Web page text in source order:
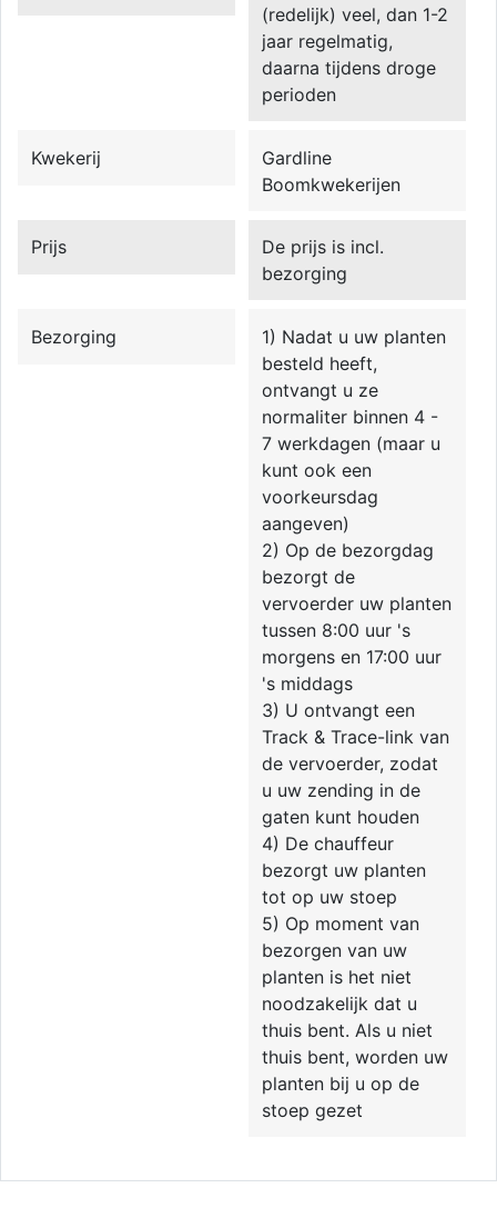
(redelijk) veel, dan 1-2
jaar regelmatig,
daarna tijdens droge
perioden
Kwekerij
Gardline
Boomkwekerijen
Prijs
De prijs is incl.
bezorging
Bezorging
1) Nadat u uw planten
besteld heeft,
ontvangt u ze
normaliter binnen 4 -
7 werkdagen (maar u
kunt ook een
voorkeursdag
aangeven)
2) Op de bezorgdag
bezorgt de
vervoerder uw planten
tussen 8:00 uur 's
morgens en 17:00 uur
's middags
3) U ontvangt een
Track & Trace-link van
de vervoerder, zodat
u uw zending in de
gaten kunt houden
4) De chauffeur
bezorgt uw planten
tot op uw stoep
5) Op moment van
bezorgen van uw
planten is het niet
noodzakelijk dat u
thuis bent. Als u niet
thuis bent, worden uw
planten bij u op de
stoep gezet